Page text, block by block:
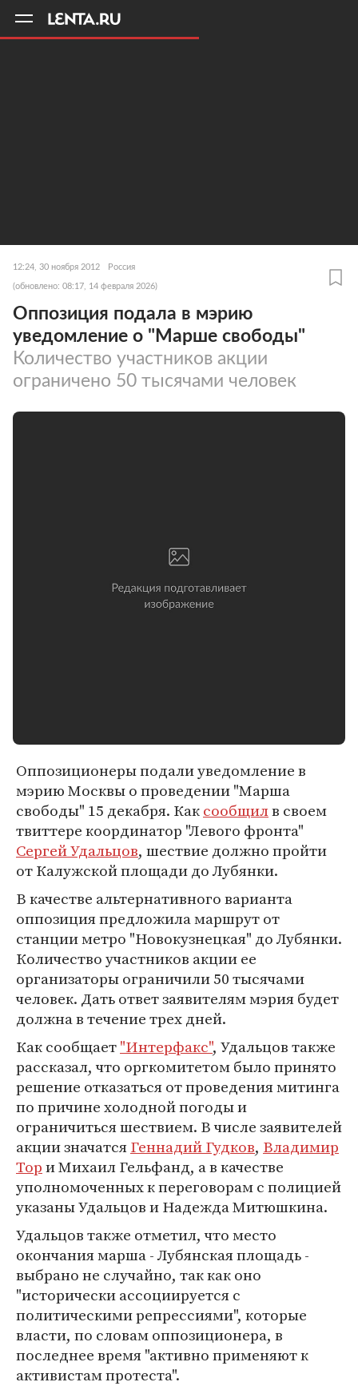
12:24, 30 ноября 2012 Россия
(обновлено: 08:17, 14 февраля 2026)
Оппозиция подала в мэрию
уведомление о "Марше свободы"
Количество участников акции
ограничено 50 тысячами человек
Оппозиционеры подали уведомление в
мэрию Москвы о проведении "Марша
свободы" 15 декабря. Каксообщилв своем
твиттере координатор "Левого фронта"
Сергей Удальцов, шествие должно пройти
от Калужской площади до Лубянки.
В качестве альтернативного варианта
оппозиция предложила маршрут от
станции метро "Новокузнецкая" до Лубянки.
Количество участников акции ее
организаторы ограничили 50 тысячами
человек. Дать ответ заявителям мэрия будет
должна в течение трех дней.
Как сообщает"Интерфакс", Удальцов также
рассказал, что оргкомитетом было принято
решение отказаться от проведения митинга
по причине холодной погоды и
ограничиться шествием. В числе заявителей
акции значатсяГеннадий Гудков, Владимир
Тори Михаил Гельфанд, а в качестве
уполномоченных к переговорам с полицией
указаны Удальцов и Надежда Митюшкина.
Удальцов также отметил, что место
окончания марша - Лубянская площадь -
выбрано не случайно, так как оно
"исторически ассоциируется с
политическими репрессиями", которые
власти, по словам оппозиционера, в
последнее время "активно применяют к
активистам протеста".